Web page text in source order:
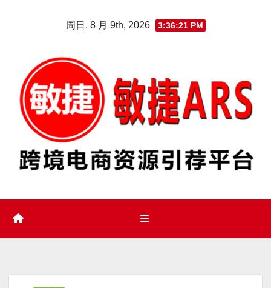
周日. 8 月 9th, 2026 3:36:22 PM